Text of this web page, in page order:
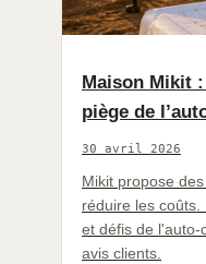
Maison Mikit
piège de
30 avril 2026
Mikit propose
réduire les
et défis de l'auto-
avis clients.